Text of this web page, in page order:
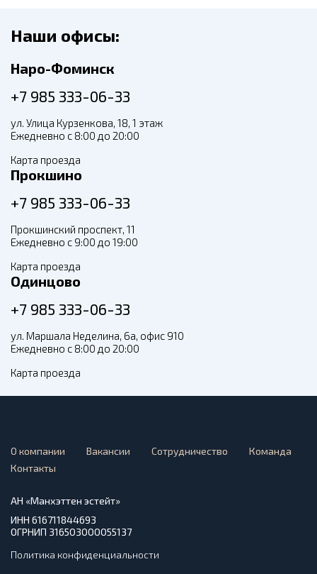
Наши офисы:
Наро-Фоминск
+7 985 333-06-33
ул. Улица Курзенкова, 18, 1 этаж
Ежедневно с 8:00 до 20:00
Карта проезда
Прокшино
+7 985 333-06-33
Прокшинский проспект, 11
Ежедневно с 9:00 до 19:00
Карта проезда
Одинцово
+7 985 333-06-33
ул. Маршала Неделина, 6а, офис 910
Ежедневно с 8:00 до 20:00
Карта проезда
О компании Вакансии Сотрудничество
Команда
Контакты
АН «Манхэттен эстейт»
ИНН 616711844693
ОГРНИП 316503000055137
Политика конфиденциальности